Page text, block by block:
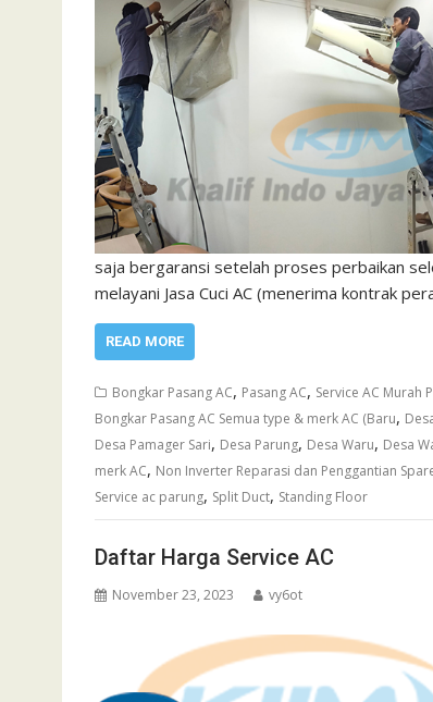
saja bergaransi setelah proses perbaikan
melayani Jasa Cuci AC (menerima kontrak
READ MORE
Bongkar Pasang AC, Pasang AC, Service AC Murah
Bongkar Pasang AC Semua type & merk AC (Baru,
Desa Pamager Sari, Desa Parung, Desa Waru, Desa
merk AC, Non Inverter Reparasi dan Penggantian
Service ac parung, Split Duct, Standing Floor
Daftar Harga Service AC
November 23, 2023 vy6ot